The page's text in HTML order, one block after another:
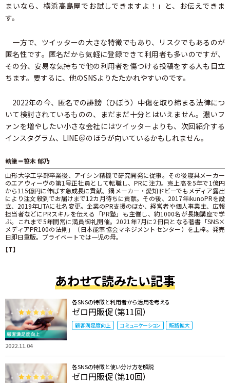
まいなら、横浜高島屋でお試しできますよ！」と、お伝えできま
す。
一方で、ツイッターの大きな特徴でもあり、リスクでもあるのが
匿名性です。匿名だから気軽に登録できて利用者も多いのですが、
その分、安易な気持ちで他の利用者を傷つける投稿をする人も目立
ちます。要するに、他のSNSよりたたかれやすいのです。
2022年の今、匿名での誹謗（ひぼう）中傷を取り締まる法律につ
いて検討されているものの、まだまだ十分とはいえません。濃いフ
ァンを増やしたい小さな会社にはツイッターよりも、次回紹介する
インスタグラム、LINE＠のほうが向いているかもしれません。
執筆＝笹木 郁乃
山形大学工学部卒業後、アイシン精機で研究開発に従事。その後寝具メーカー
のエアウィーヴの第1号正社員として転職し、PRに注力。売上高を5年で1億円
から115億円に伸ばす急成長に貢献。鍋メーカー・愛知ドビーでもメディア露出
により注文殺到でお届けまで12カ月待ちに貢献。その後、2017年ikunoPRを設
立、2019年LITAに社名変更。企業のPR支援のほか、経営者や個人事業主、広報
担当者などにPRスキルを伝える「PR塾」も主催し、約1000名が長期講座で学
ぶ。これまで5年間常に満員御礼開催。2021年7月に2冊目となる著書「SNS×
メディアPR100の法則」（日本能率協会マネジメントセンター）を上梓。発売
日即日重版。プライベートでは一児の母。
【T】
あわせて読みたい記事
2022.11.04
各SNSの特徴と利用者から活用を考える
ゼロ円販促（第11回）
顧客満足度向上 コミュニケーション 販路拡大
各SNSの特徴と使い分け方を解説
ゼロ円販促（第10回）